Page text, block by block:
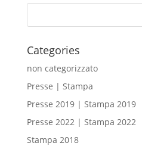
Categories
non categorizzato
Presse | Stampa
Presse 2019 | Stampa 2019
Presse 2022 | Stampa 2022
Stampa 2018